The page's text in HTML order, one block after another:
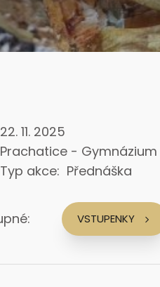
22. 11. 2025
Prachatice - Gymnázium
Typ akce: Přednáška
VSTUPENKY